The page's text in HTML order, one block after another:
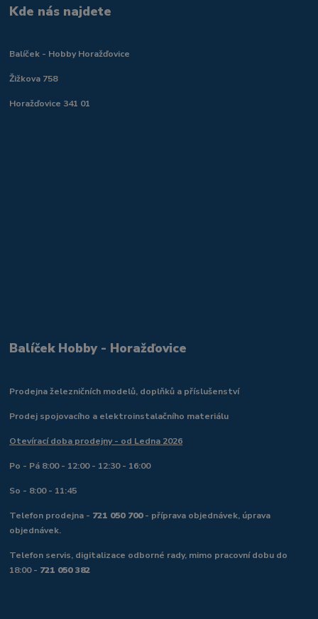
Kde nás najdete
Balíček - Hobby Horažďovice
Žižkova 758
Horažďovice 341 01
Balíček Hobby - Horažďovice
Prodejna železničních modelů, doplňků a příslušenství
Prodej spojovacího a elektroinstalačního materiálu
Otevírací doba prodejny - od Ledna 2026
Po - Pá 8:00 - 12:00 - 12:30 - 16:00
So - 8:00 - 11:45
Telefon prodejna - 721 050 700- příprava objednávek, úprava
objednávek.
Telefon servis, digitalizace odborné rady, mimo pracovní dobu do
18:00 - 721 050 382